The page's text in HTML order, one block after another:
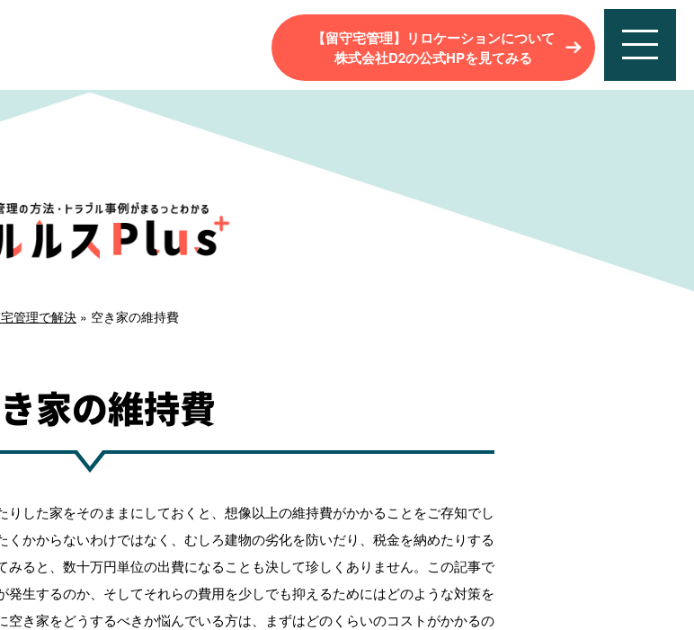
【留守宅管理】リロケーションについて
株式会社D2の公式HPを見てみる
管理で解決 » 空き家の維持費
家の維持費
した家をそのままにしておくと、想像以上の維持費がかかることをご存知でし
かからないわけではなく、むしろ建物の劣化を防いだり、税金を納めたりする
ると、数十万円単位の出費になることも決して珍しくありません。この記事で
生するのか、そしてそれらの費用を少しでも抑えるためにはどのような対策を
き家をどうするべきか悩んでいる方は、まずはどのくらいのコストがかかるの